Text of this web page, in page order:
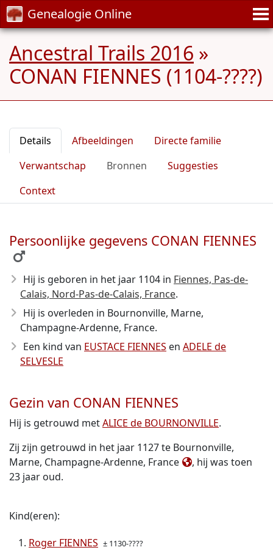
Genealogie Online
Ancestral Trails 2016 »
CONAN FIENNES (1104-????)
Details Afbeeldingen
Directe familie
Verwantschap
Bronnen
Suggesties
Context
Persoonlijke gegevens CONAN FIENNES
Hij is geboren in het jaar 1104 in Fiennes, Pas-de-
Calais, Nord-Pas-de-Calais, France.
Hij is overleden in Bournonville, Marne,
Champagne-Ardenne, France.
Een kind van EUSTACE FIENNES en ADELE de
SELVESLE
Gezin van CONAN FIENNES
Hij is getrouwd metALICE de BOURNONVILLE.
Zij zijn getrouwd in het jaar 1127 te Bournonville,
Marne, Champagne-Ardenne, France
, hij was toen
23 jaar oud.
Kind(eren):
Roger FIENNES ± 1130-????